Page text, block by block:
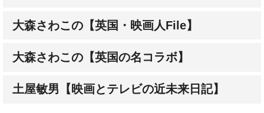
大森さわこの【英国・映画人File】
大森さわこの【英国の名コラボ】
土屋敏男【映画とテレビの近未来日記】